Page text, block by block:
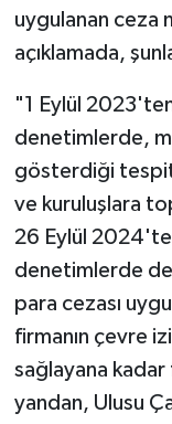
uygulanan ceza
açıklamada,
"1 Eylül
denetimlerde,
gösterdiği
ve kuruluşlara
26 Eylül
denetimlerde
para cezası
firmanın çevre
sağlayana
yandan, Ulusu